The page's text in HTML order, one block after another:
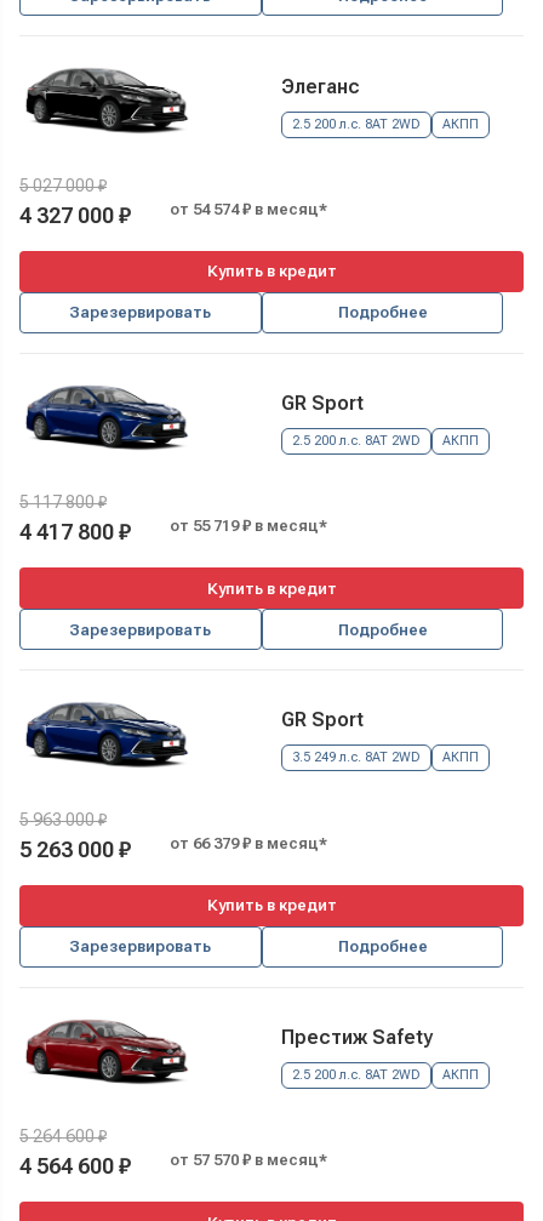
Элеганс
2.5 200 л.с. 8AT 2WD АКПП
5 027 000 ₽
4 327 000 ₽ от 54 574 ₽ в месяц*
Купить в кредит
Зарезервировать Подробнее
GR Sport
2.5 200 л.с. 8AT 2WD АКПП
5 117 800 ₽
4 417 800 ₽ от 55 719 ₽ в месяц*
Купить в кредит
Зарезервировать Подробнее
GR Sport
3.5 249 л.с. 8AT 2WD АКПП
5 963 000 ₽
5 263 000 ₽ от 66 379 ₽ в месяц*
Купить в кредит
Зарезервировать Подробнее
Престиж Safety
2.5 200 л.с. 8AT 2WD АКПП
5 264 600 ₽
4 564 600 ₽ от 57 570 ₽ в месяц*